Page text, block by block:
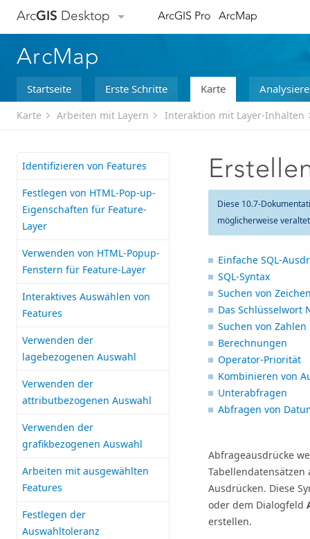
ArcGIS Desktop ArcGIS Pro ArcMap
ArcMap
Startseite Erste Schritte Karte
Karte Arbeiten mit Layern Interaktion mit Layer-Inhalten
Identifizieren von Features
Festlegen von HTML-Pop-up-
Eigenschaften für Feature-
Layer
Verwenden von HTML-Popup-
Fenstern für Feature-Layer
Interaktives Auswählen von
Features
Verwenden der
lagebezogenen Auswahl
Verwenden der
attributbezogenen Auswahl
Verwenden der
grafikbezogenen Auswahl
Arbeiten mit ausgewählten
Features
Festlegen der
Auswahltoleranz
Diese 10.7-
möglicherweise
Einfache SQL-
SQL-Syntax
Suchen von
Das Schlüsselwort
Suchen von Zahlen
Berechnungen
Operator-Priorität
Kombinieren von
Unterabfragen
Abfragen von
Abfrageausdrücke
Tabellendatensätzen
Ausdrücken. Diese
oder dem Dialogfeld
erstellen.